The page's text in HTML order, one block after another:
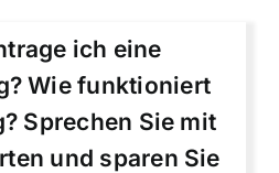
ich eine
Wie funktioniert
Sprechen Sie mit
und sparen Sie